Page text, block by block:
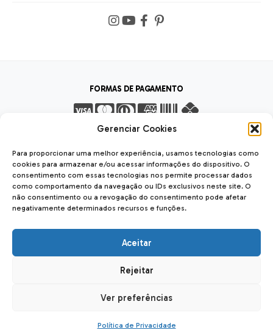
Gerenciar Cookies
Para proporcionar uma melhor experiência, usamos tecnologias como
cookies para armazenar e/ou acessar informações do dispositivo. O
consentimento com essas tecnologias nos permite processar dados
como comportamento da navegação ou IDs exclusivos neste site. O
não consentimento ou a revogação do consentimento pode afetar
negativamente determinados recursos e funções.
Aceitar
Rejeitar
Ver preferências
Política de Privacidade
FORMAS DE PAGAMENTO
SEGURANÇA
SSL Seguro Safe
Forseti Usinagem LTDA| CNPJ: 12.040.842/0001-56